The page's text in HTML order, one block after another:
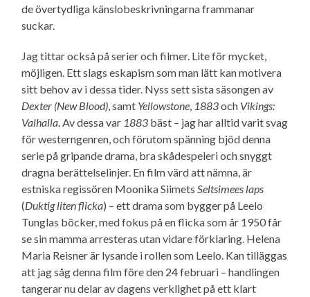
de övertydliga känslo­beskrivningarna frammanar
suckar.
Jag tittar också på serier och filmer. Lite för mycket,
möjligen. Ett slags eskapism som man lätt kan motivera
sitt behov av i dessa tider. Nyss sett sista säsongen av
Dexter (New Blood), samt Yellowstone, 1883och Vikings:
Valhalla. Av dessa var 1883 bäst – jag har alltid varit svag
för westerngenren, och förutom spänning bjöd denna
serie på gripande drama, bra skådespeleri och snyggt
dragna berättelse­linjer. En film värd att nämna, är
estniska regissören Moonika SiimetsSeltsimees laps
(Duktig liten flicka) – ett drama som bygger på Leelo
Tunglas böcker, med fokus på en flicka som år 1950 får
se sin mamma arresteras utan vidare förklaring. Helena
Maria Reisner är lysande i rollen som Leelo. Kan tilläggas
att jag såg denna film före den 24 februari – handlingen
tangerar nu delar av dagens verklighet på ett klart